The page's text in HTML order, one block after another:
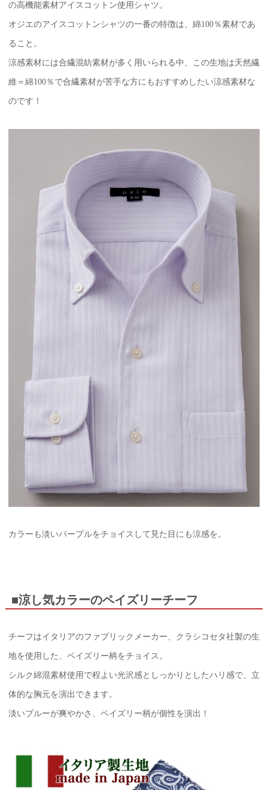
の高機能素材アイスコットン使用シャツ。
オジエのアイスコットンシャツの一番の特徴は、綿100％素材であ
ること。
涼感素材には合繊混紡素材が多く用いられる中、この生地は天然繊
維＝綿100％で合繊素材が苦手な方にもおすすめしたい涼感素材な
のです！
カラーも淡いパープルをチョイスして見た目にも涼感を。
■涼し気カラーのペイズリーチーフ
チーフはイタリアのファブリックメーカー、クラシコセタ社製の生
地を使用した、ペイズリー柄をチョイス。
シルク綿混素材使用で程よい光沢感としっかりとしたハリ感で、立
体的な胸元を演出できます。
淡いブルーが爽やかさ、ペイズリー柄が個性を演出！